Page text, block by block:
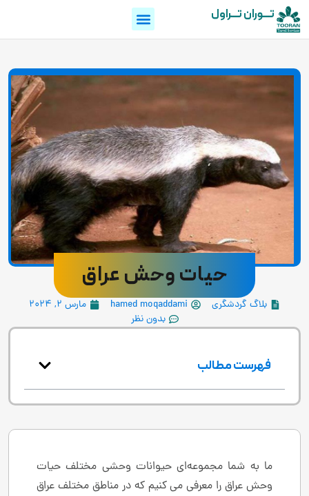
تـــوران تـــراول
حیات وحش عراق
بلاگ گردشگری hamed moqaddami
مارس 2, 2024
بدون نظر
فهرست مطالب
ما به شما مجموعه‌ای حیوانات وحشی مختلف حیات
وحش عراق را معرفی می کنیم که در مناطق مختلف عراق